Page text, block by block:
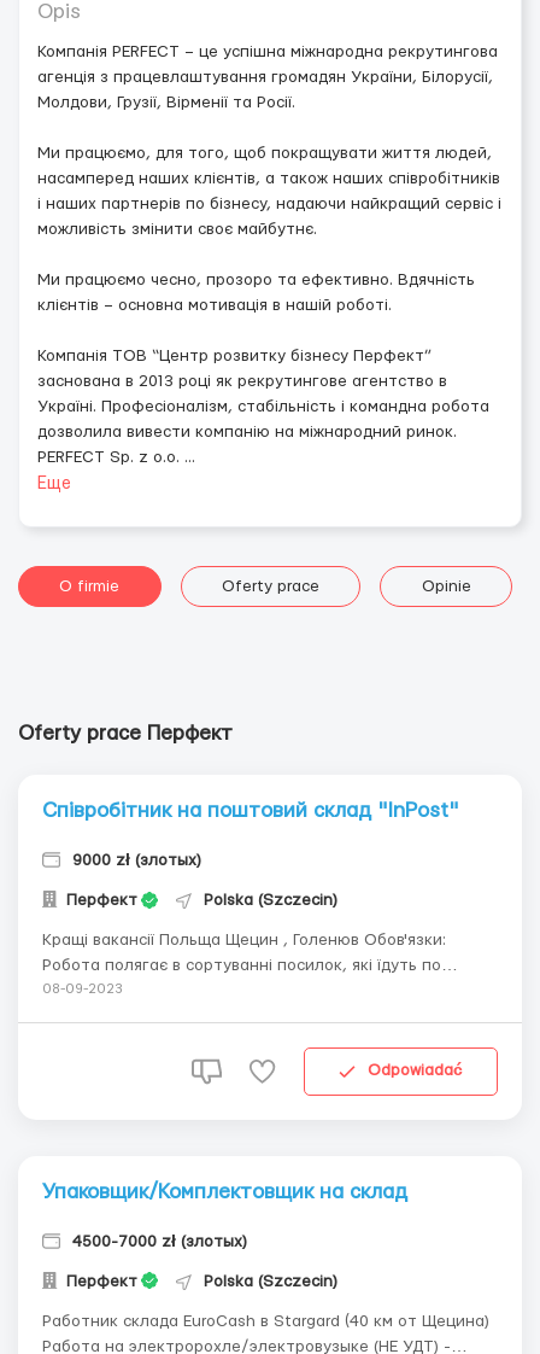
Opis
Компанія PERFECT – це успішна міжнародна рекрутингова
агенція з працевлаштування громадян України, Білорусії,
Молдови, Грузії, Вірменії та Росії.
Ми працюємо, для того, щоб покращувати життя людей,
насамперед наших клієнтів, а також наших співробітників
і наших партнерів по бізнесу, надаючи найкращий сервіс і
можливість змінити своє майбутнє.
Ми працюємо чесно, прозоро та ефективно. Вдячність
клієнтів – основна мотивація в нашій роботі.
Компанія ТОВ “Центр розвитку бізнесу Перфект”
заснована в 2013 році як рекрутингове агентство в
Україні. Професіоналізм, стабільність і командна робота
дозволила вивести компанію на міжнародний ринок.
PERFECT Sp. z o.o. ...
Еще
O firmie Oferty prace Opinie
Oferty prace Перфект
Співробітник на поштовий склад "InPost"
9000 zł (злотых)
Перфект Polska (Szczecin)
Кращі вакансії Польща Щецин , Голенюв Обов'язки:
Робота полягає в сортуванні посилок, які їдуть по
транспортувальній стрічці для розподілу по містах і
відправлення. Зарплата: до 9...
08-09-2023
Odpowiadać
Упаковщик/Комплектовщик на склад
4500-7000 zł (злотых)
Перфект Polska (Szczecin)
Работник склада EuroCash в Stargard (40 км от Щецина)
Работа на электророхле/электровузыке (НЕ УДТ) -